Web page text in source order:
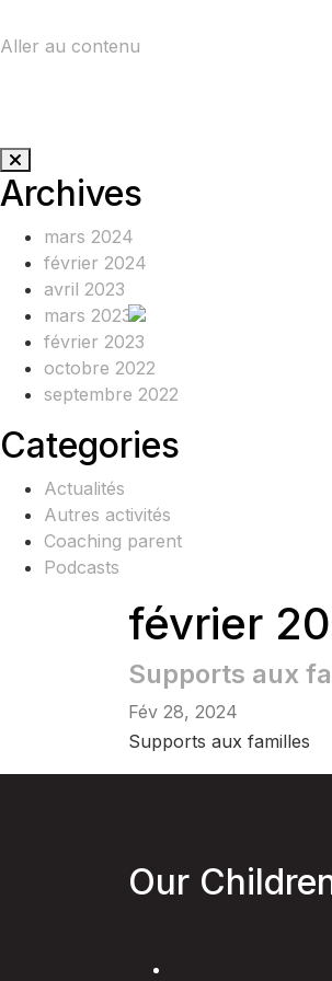
Aller au contenu
Archives
mars 2024
février 2024
avril 2023
mars 2023
février 2023
octobre 2022
septembre 2022
Categories
Actualités
Autres activités
Coaching parent
Podcasts
février
Supports aux
Fév 28, 2024
Supports aux familles
Our